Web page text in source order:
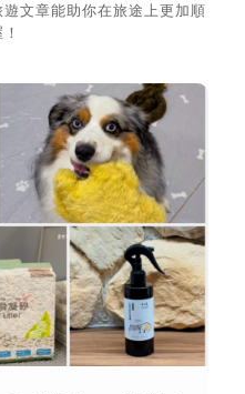
文章能助你在旅途上更加順